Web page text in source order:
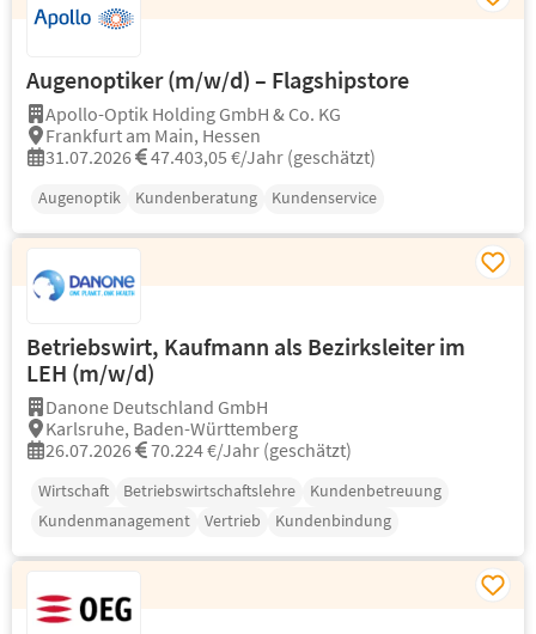
Augenoptiker (m/w/d) – Flagshipstore
Apollo-Optik Holding GmbH & Co. KG
Frankfurt am Main, Hessen
31.07.2026
47.403,05 €/Jahr (geschätzt)
Augenoptik Kundenberatung Kundenservice
Betriebswirt, Kaufmann als Bezirksleiter im
LEH (m/w/d)
Danone Deutschland GmbH
Karlsruhe, Baden-Württemberg
26.07.2026
70.224 €/Jahr (geschätzt)
Wirtschaft Betriebswirtschaftslehre
Kundenbetreuung
Kundenmanagement
Vertrieb Kundenbindung